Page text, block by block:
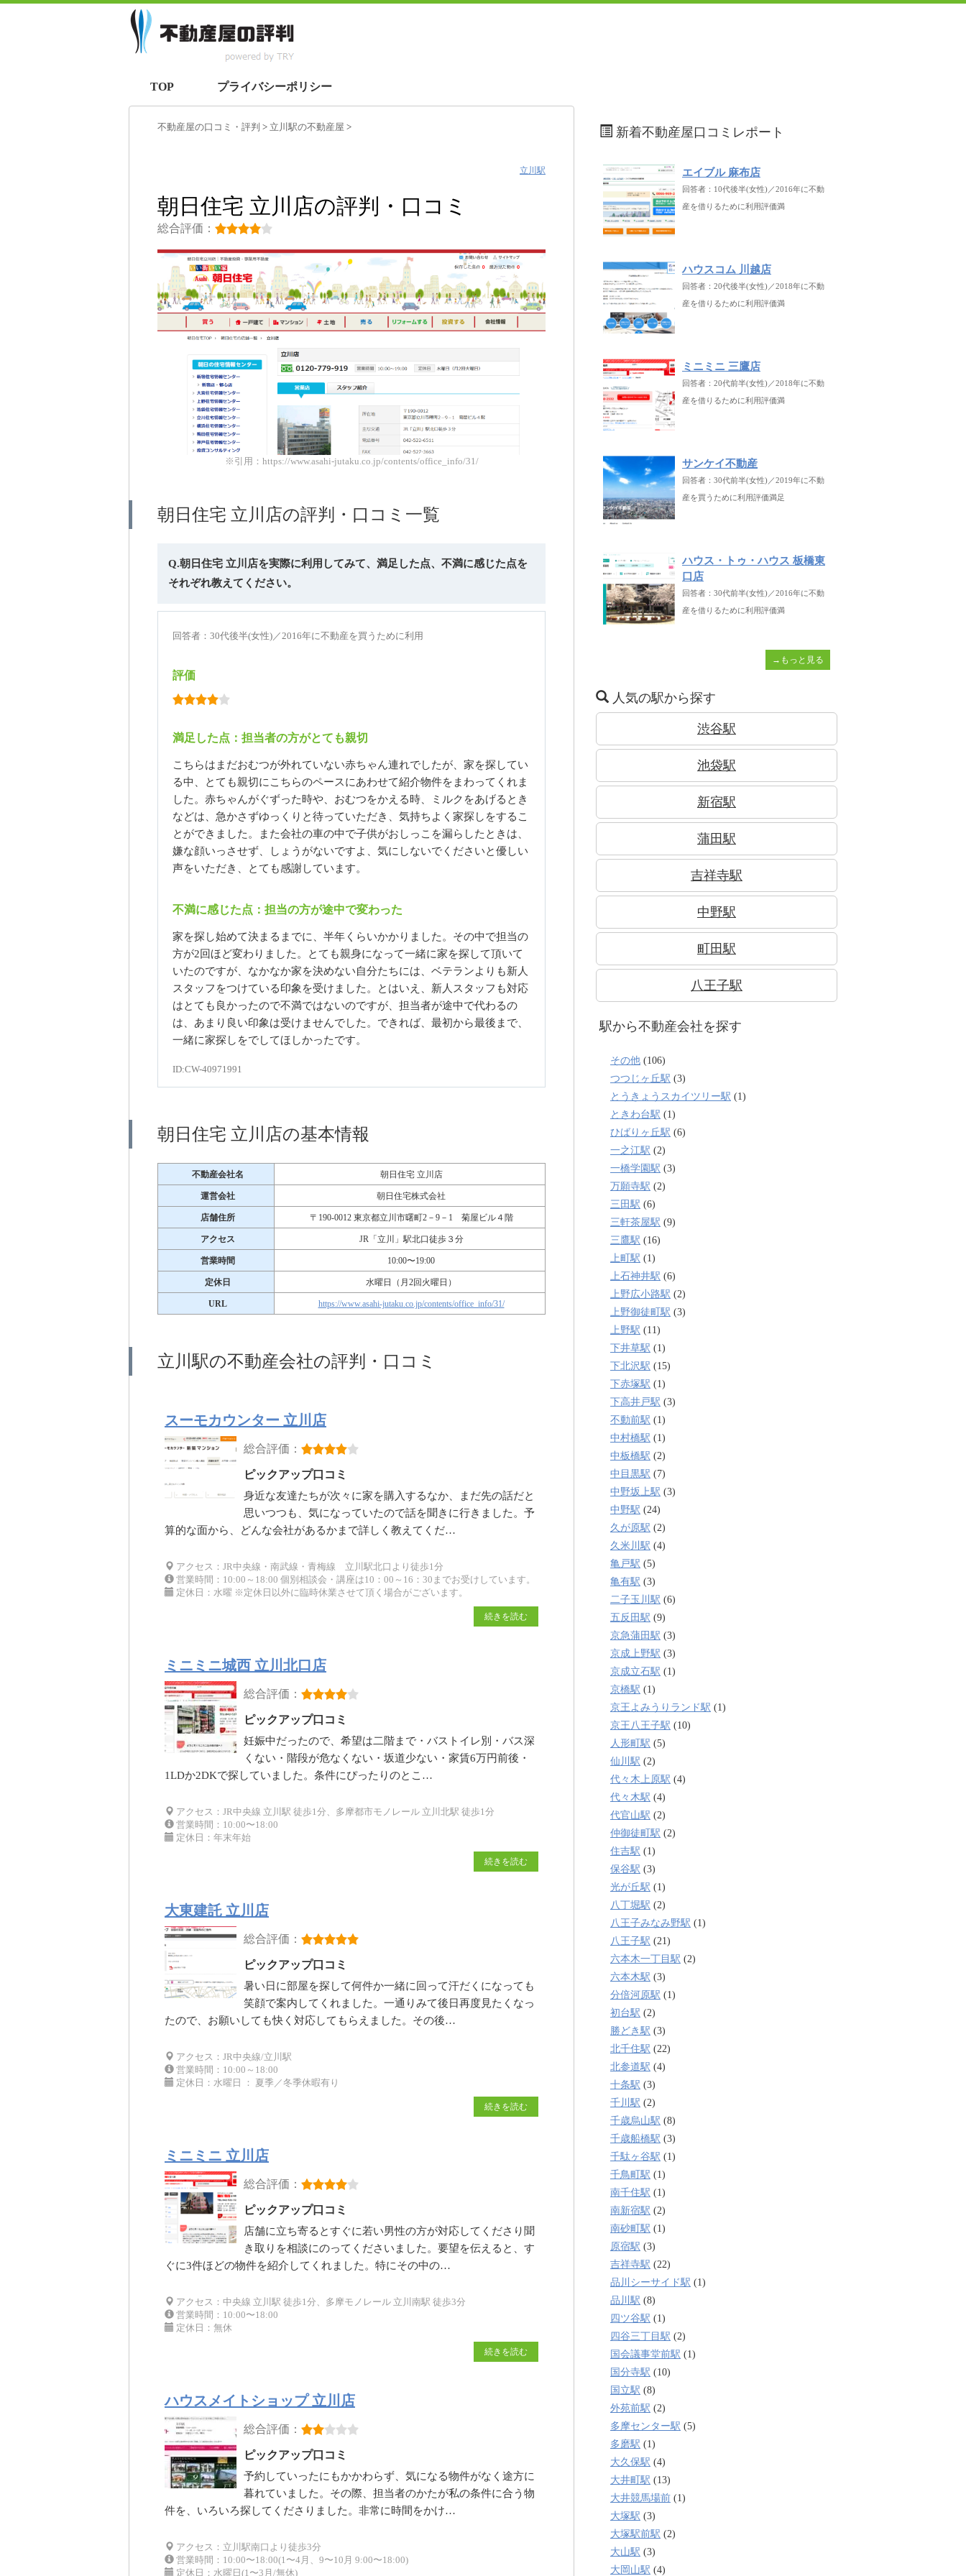
TOP プライバシーポリシー
不動産屋の口コミ・評判 > 立川駅の不動産屋 >
立川駅
朝日住宅 立川店の評判・口コミ
総合評価：
※引用：https://www.asahi-jutaku.co.jp/contents/office_info/31/
朝日住宅 立川店の評判・口コミ一覧
Q.朝日住宅 立川店を実際に利用してみて、満足した点、不満に感じた点を
それぞれ教えてください。
回答者：30代後半(女性)／2016年に不動産を買うために利用
評価
満足した点：担当者の方がとても親切
こちらはまだおむつが外れていない赤ちゃん連れでしたが、家を探してい
る中、とても親切にこちらのペースにあわせて紹介物件をまわってくれま
した。赤ちゃんがぐずった時や、おむつをかえる時、ミルクをあげるとき
などは、急かさずゆっくりと待っていただき、気持ちよく家探しをするこ
とができました。また会社の車の中で子供がおしっこを漏らしたときは、
嫌な顔いっさせず、しょうがないですよ、気にしないでくださいと優しい
声をいただき、とても感謝しています。
不満に感じた点：担当の方が途中で変わった
家を探し始めて決まるまでに、半年くらいかかりました。その中で担当の
方が2回ほど変わりました。とても親身になって一緒に家を探して頂いて
いたのですが、なかなか家を決めない自分たちには、ベテランよりも新人
スタッフをつけている印象を受けました。とはいえ、新人スタッフも対応
はとても良かったので不満ではないのですが、担当者が途中で代わるの
は、あまり良い印象は受けませんでした。できれば、最初から最後まで、
一緒に家探しをでしてほしかったです。
ID:CW-40971991
朝日住宅 立川店の基本情報
不動産会社名 朝日住宅 立川店
運営会社 朝日住宅株式会社
店舗住所 〒190-0012 東京都立川市曙町2－9－1 菊屋ビル４階
アクセス JR「立川」駅北口徒歩３分
営業時間 10:00〜19:00
定休日 水曜日（月2回火曜日）
URL https://www.asahi-jutaku.co.jp/contents/office_info/31/
立川駅の不動産会社の評判・口コミ
スーモカウンター 立川店
総合評価：
ピックアップ口コミ
身近な友達たちが次々に家を購入するなか、まだ先の話だと
思いつつも、気になっていたので話を聞きに行きました。予
算的な面から、どんな会社があるかまで詳しく教えてくだ…
アクセス：JR中央線・南武線・青梅線 立川駅北口より徒歩1分
営業時間：10:00～18:00 個別相談会・講座は10：00～16：30までお受けしています。
定休日：水曜 ※定休日以外に臨時休業させて頂く場合がございます。
続きを読む
ミニミニ城西 立川北口店
総合評価：
ピックアップ口コミ
妊娠中だったので、希望は二階まで・バストイレ別・バス深
くない・階段が危なくない・坂道少ない・家賃6万円前後・
1LDか2DKで探していました。条件にぴったりのとこ…
アクセス：JR中央線 立川駅 徒歩1分、多摩都市モノレール 立川北駅 徒歩1分
営業時間：10:00〜18:00
定休日：年末年始
続きを読む
大東建託 立川店
総合評価：
ピックアップ口コミ
暑い日に部屋を探して何件か一緒に回って汗だくになっても
笑顔で案内してくれました。一通りみて後日再度見たくなっ
たので、お願いしても快く対応してもらえました。その後…
アクセス：JR中央線/立川駅
営業時間：10:00～18:00
定休日：水曜日 ： 夏季／冬季休暇有り
続きを読む
ミニミニ 立川店
総合評価：
ピックアップ口コミ
店舗に立ち寄るとすぐに若い男性の方が対応してくださり聞
き取りを相談にのってくださいました。要望を伝えると、す
ぐに3件ほどの物件を紹介してくれました。特にその中の…
アクセス：中央線 立川駅 徒歩1分、多摩モノレール 立川南駅 徒歩3分
営業時間：10:00〜18:00
定休日：無休
続きを読む
ハウスメイトショップ 立川店
総合評価：
ピックアップ口コミ
予約していったにもかかわらず、気になる物件がなく途方に
暮れていました。その際、担当者のかたが私の条件に合う物
件を、いろいろ探してくださりました。非常に時間をかけ…
アクセス：立川駅南口より徒歩3分
営業時間：10:00〜18:00(1〜4月、9〜10月 9:00〜18:00)
定休日：水曜日(1〜3月/無休)
新着不動産屋口コミレポート
エイブル 麻布店
回答者：10代後半(女性)／2016年に不動
産を借りるために利用評価満
ハウスコム 川越店
回答者：20代後半(女性)／2018年に不動
産を借りるために利用評価満
ミニミニ 三鷹店
回答者：20代前半(女性)／2018年に不動
産を借りるために利用評価満
サンケイ不動産
回答者：30代前半(女性)／2019年に不動
産を買うために利用評価満足
ハウス・トゥ・ハウス 板橋東
口店
回答者：30代前半(女性)／2016年に不動
産を借りるために利用評価満
→もっと見る
人気の駅から探す
渋谷駅
池袋駅
新宿駅
蒲田駅
吉祥寺駅
中野駅
町田駅
八王子駅
駅から不動産会社を探す
その他 (106)
つつじヶ丘駅 (3)
とうきょうスカイツリー駅 (1)
ときわ台駅 (1)
ひばりヶ丘駅 (6)
一之江駅 (2)
一橋学園駅 (3)
万願寺駅 (2)
三田駅 (6)
三軒茶屋駅 (9)
三鷹駅 (16)
上町駅 (1)
上石神井駅 (6)
上野広小路駅 (2)
上野御徒町駅 (3)
上野駅 (11)
下井草駅 (1)
下北沢駅 (15)
下赤塚駅 (1)
下高井戸駅 (3)
不動前駅 (1)
中村橋駅 (1)
中板橋駅 (2)
中目黒駅 (7)
中野坂上駅 (3)
中野駅 (24)
久が原駅 (2)
久米川駅 (4)
亀戸駅 (5)
亀有駅 (3)
二子玉川駅 (6)
五反田駅 (9)
京急蒲田駅 (3)
京成上野駅 (3)
京成立石駅 (1)
京橋駅 (1)
京王よみうりランド駅 (1)
京王八王子駅 (10)
人形町駅 (5)
仙川駅 (2)
代々木上原駅 (4)
代々木駅 (4)
代官山駅 (2)
仲御徒町駅 (2)
住吉駅 (1)
保谷駅 (3)
光が丘駅 (1)
八丁堀駅 (2)
八王子みなみ野駅 (1)
八王子駅 (21)
六本木一丁目駅 (2)
六本木駅 (3)
分倍河原駅 (1)
初台駅 (2)
勝どき駅 (3)
北千住駅 (22)
北参道駅 (4)
十条駅 (3)
千川駅 (2)
千歳烏山駅 (8)
千歳船橋駅 (3)
千駄ヶ谷駅 (1)
千鳥町駅 (1)
南千住駅 (1)
南新宿駅 (2)
南砂町駅 (1)
原宿駅 (3)
吉祥寺駅 (22)
品川シーサイド駅 (1)
品川駅 (8)
四ツ谷駅 (1)
四谷三丁目駅 (2)
国会議事堂前駅 (1)
国分寺駅 (10)
国立駅 (8)
外苑前駅 (2)
多摩センター駅 (5)
多磨駅 (1)
大久保駅 (4)
大井町駅 (13)
大井競馬場前 (1)
大塚駅 (3)
大塚駅前駅 (2)
大山駅 (3)
大岡山駅 (4)